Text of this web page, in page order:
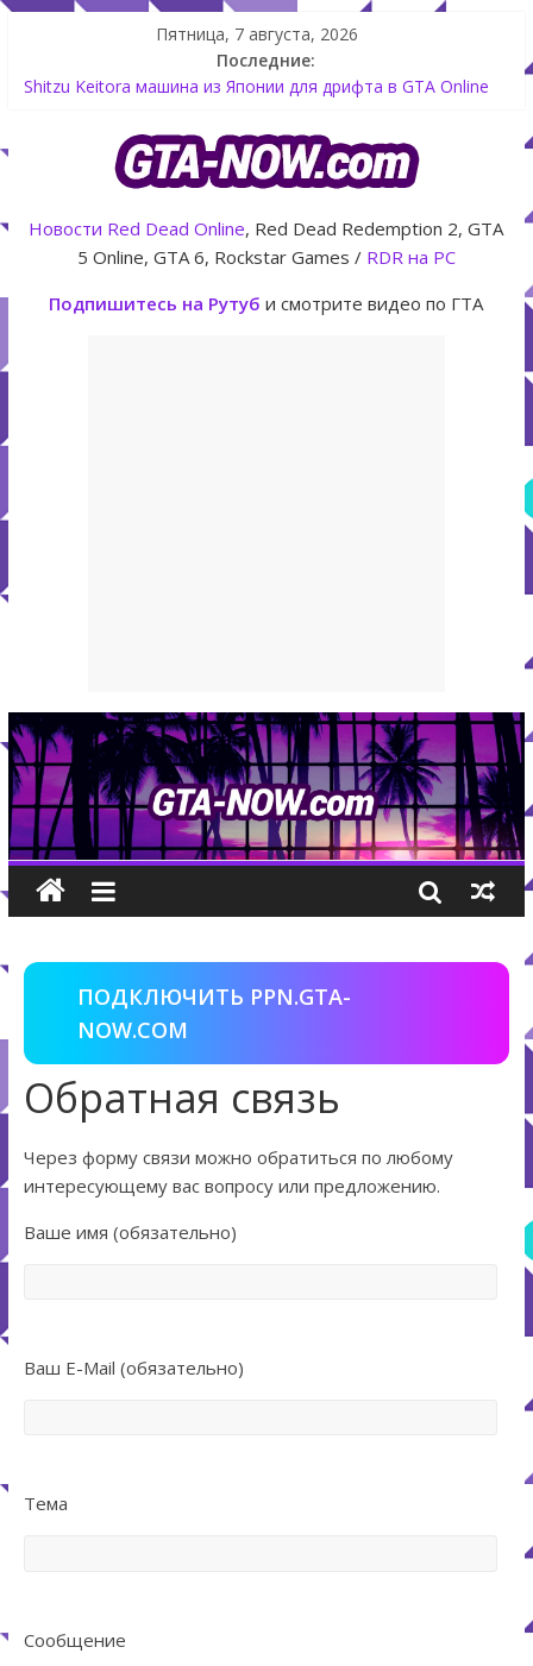
Пятница, 7 августа, 2026
Последние:
Как создать аккаунт Rockstar Games Social Club инструкция
Shitzu Keitora машина из Японии для дрифта в GTA Online
GTA Online уже 14 июля
GTA Online: Rockstar запускает программу Fine Art Collector
Летнее обновление для GTA 5 Online The Kortz Center Heist
Новости Red Dead Online, Red Dead Redemption 2, GTA
5 Online, GTA 6, Rockstar Games / RDR на PC
Подпишитесь на Рутуб и смотрите видео по ГТА
ПОДКЛЮЧИТЬ PPN.GTA-
NOW.COM
Обратная связь
Через форму связи можно обратиться по любому
интересующему вас вопросу или предложению.
Ваше имя (обязательно)
Ваш E-Mail (обязательно)
Тема
Сообщение